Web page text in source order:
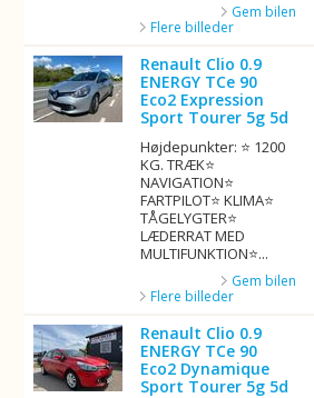
Gem bilen
Flere billeder
Renault Clio 0.9
ENERGY TCe 90
Eco2 Expression
Sport Tourer 5g 5d
Højdepunkter: ⭐ 1200
KG. TRÆK⭐
NAVIGATION⭐
FARTPILOT⭐ KLIMA⭐
TÅGELYGTER⭐
LÆDERRAT MED
MULTIFUNKTION⭐...
Gem bilen
Flere billeder
Renault Clio 0.9
ENERGY TCe 90
Eco2 Dynamique
Sport Tourer 5g 5d